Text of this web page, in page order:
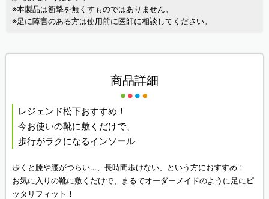
※本製品は衝撃を無くすものではありません。
※足に障害のある方は使用前に医師に相談してください。
商品詳細
レジェンド松下おすすめ！
今お使いの靴に敷くだけで、
歩行がラクになるインソール
歩くと膝や腰がつらい…、長時間歩けない、という方におすすめ！
お気に入りの靴に敷くだけで、まるでオーダーメイドのように足にピ
ッタリフィット！